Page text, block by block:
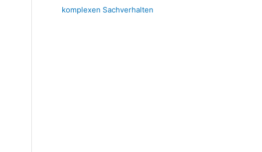
komplexen Sachverhalten